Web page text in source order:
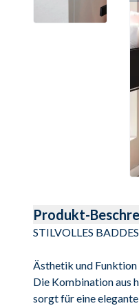
Produkt-
STILVOLLES
Ästhetik und
Die Kombination aus
sorgt für eine